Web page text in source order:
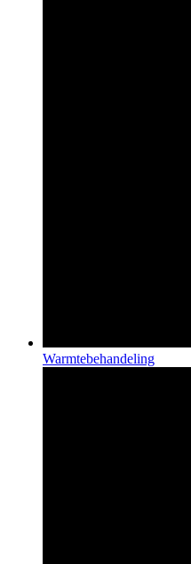
Warmtebehandeling